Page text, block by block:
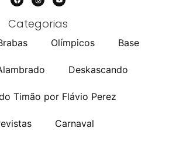
Categorias
Olímpicos Base
Deskascando
Timão por Flávio Perez
Carnaval